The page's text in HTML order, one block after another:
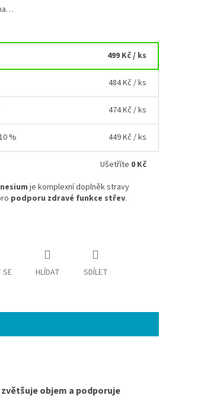
499 Kč/ ks
484 Kč / ks
474 Kč / ks
% 449 Kč / ks
Ušetříte 0 Kč
je komplexní doplněk stravy
podporu zdravé funkce střev.
SE HLÍDAT SDÍLET
objem a podporuje